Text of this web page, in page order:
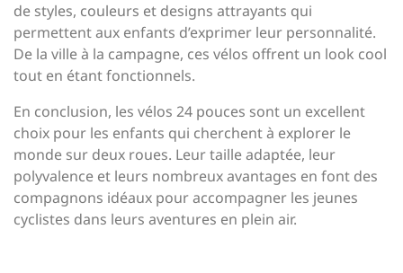
de styles, couleurs et designs attrayants qui
permettent aux enfants d’exprimer leur personnalité.
De la ville à la campagne, ces vélos offrent un look cool
tout en étant fonctionnels.
En conclusion, les vélos 24 pouces sont un excellent
choix pour les enfants qui cherchent à explorer le
monde sur deux roues. Leur taille adaptée, leur
polyvalence et leurs nombreux avantages en font des
compagnons idéaux pour accompagner les jeunes
cyclistes dans leurs aventures en plein air.